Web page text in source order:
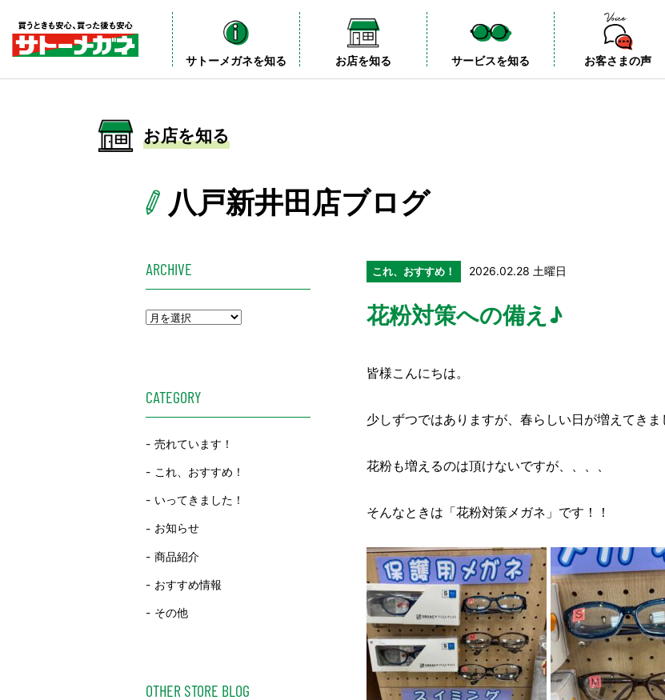
サトーメガネを知る お店を知る サービスを知る お客さまの声
お店を知る
八戸新井田店ブログ
これ、おすすめ！ 2026.02.28 土曜日
花粉対策への備え♪
皆様こんにちは。
少しずつではありますが、春らしい日が増えてき
花粉も増えるのは頂けないですが、、、、
そんなときは「花粉対策メガネ」です！！
ARCHIVE
CATEGORY
売れています！
これ、おすすめ！
いってきました！
お知らせ
商品紹介
おすすめ情報
その他
OTHER STORE BLOG